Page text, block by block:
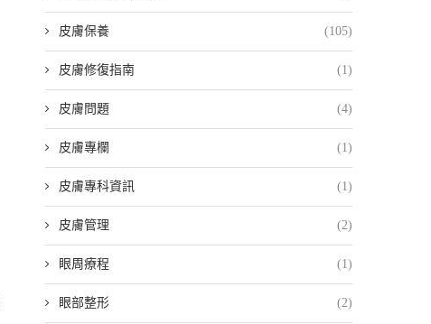
皮膚保養 (105)
皮膚修復指南 (1)
皮膚問題 (4)
皮膚專欄 (1)
皮膚專科資訊 (1)
皮膚管理 (2)
眼周療程 (1)
眼部整形 (2)